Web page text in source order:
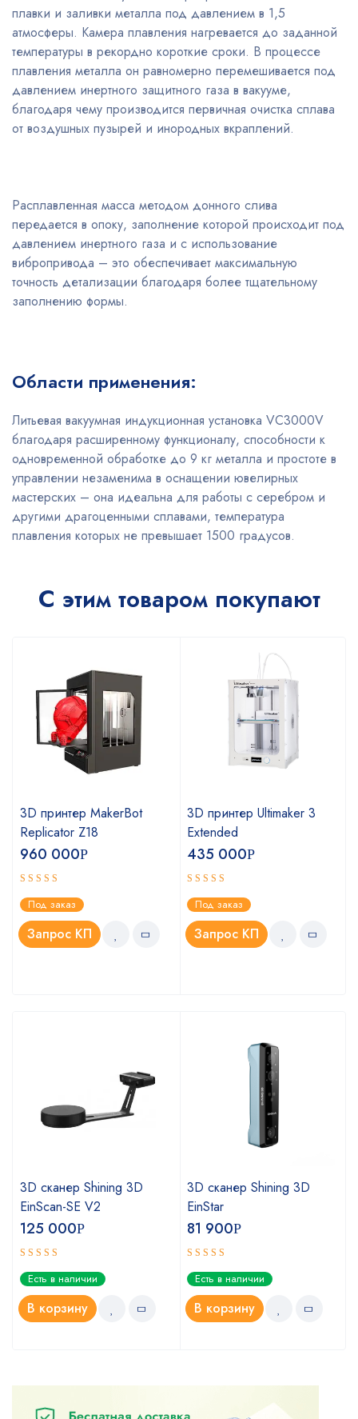
плавки и заливки металла под давлением в 1,5
атмосферы. Камера плавления нагревается до заданной
температуры в рекордно короткие сроки. В процессе
плавления металла он равномерно перемешивается под
давлением инертного защитного газа в вакууме,
благодаря чему производится первичная очистка сплава
от воздушных пузырей и инородных вкраплений.
Расплавленная масса методом донного слива
передается в опоку, заполнение которой происходит под
давлением инертного газа и с использование
вибропривода – это обеспечивает максимальную
точность детализации благодаря более тщательному
заполнению формы.
Области применения:
Литьевая вакуумная индукционная установка VC3000V
благодаря расширенному функционалу, способности к
одновременной обработке до 9 кг металла и простоте в
управлении незаменима в оснащении ювелирных
мастерских – она идеальна для работы с серебром и
другими драгоценными сплавами, температура
плавления которых не превышает 1500 градусов.
С этим товаром покупают
3D принтер MakerBot
Replicator Z18
960 000Р
Оценка
4.75из 5
Под заказ
Запрос КП
3D принтер Ultimaker 3
Extended
435 000Р
Оценка
5.00из 5
Под заказ
Запрос КП
3D сканер Shining 3D
EinScan-SE V2
125 000Р
Оценка
5.00из 5
Есть в наличии
В корзину
3D сканер Shining 3D
EinStar
81 900Р
Оценка
5.00из 5
Есть в наличии
В корзину